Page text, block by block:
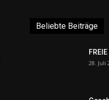
Beliebte Beiträge
28. Juli